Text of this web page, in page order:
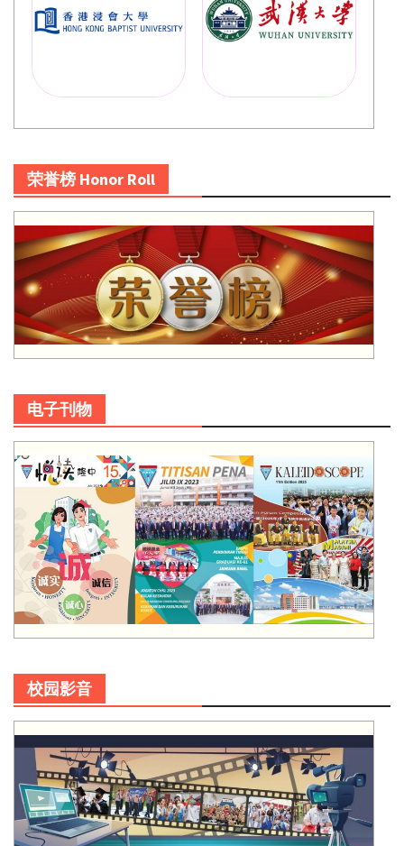
荣誉榜 Honor Roll
电子刊物
校园影音